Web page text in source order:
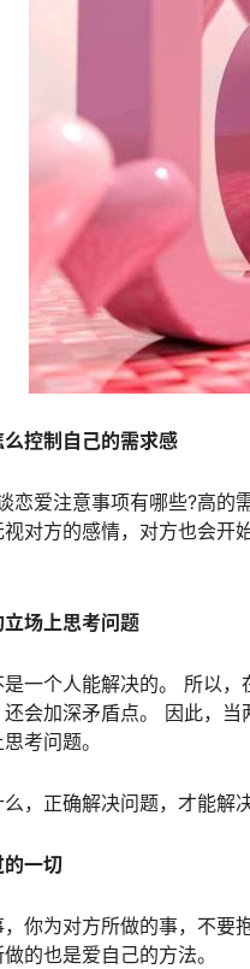
控制自己的需求感
恋爱注意事项有哪些?高
对方的感情，对方也会开
场上思考问题
一个人能解决的。 所以
会加深矛盾点。 因此，
考问题。
，正确解决问题，才能解
一切
你为对方所做的事，不要
的也是爱自己的方法。